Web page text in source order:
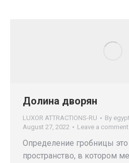
Долина дворян
LUXOR ATTRACTIONS-RU By
August 27, 2022
Leave a comment
Определение гробницы
пространство, в котором